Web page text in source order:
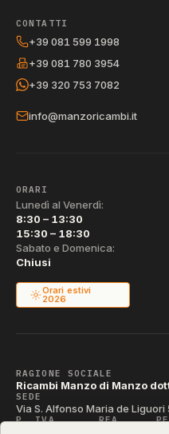
CONTATTI
+39 081 599 1998
+39 081 780 3954
+39 320 753 7082
info@manzoricambi.it
ORARI
Lunedì al Venerdì:
8:30 – 13:30
15:30 – 18:30
Sabato e Domenica:
Chiusi
Orari estivi
2026
RAGIONE SOCIALE
Ricambi Manzo di Manzo
SEDE
Via S. Alfonso Maria de Liguori
P. IVA REA